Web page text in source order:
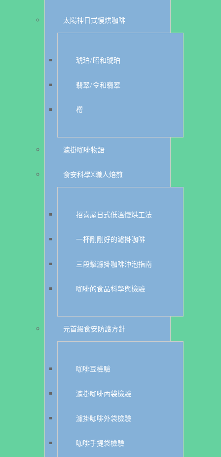
太陽神日式慢烘咖啡
琥珀/昭和琥珀
翡翠/令和翡翠
櫻
濾掛咖啡物語
食安科學X職人焙煎
招喜屋日式低溫慢烘工法
一杯剛剛好的濾掛咖啡
三段擊濾掛咖啡沖泡指南
咖啡的食品科學與檢驗
元首級食安防護方針
咖啡豆檢驗
濾掛咖啡內袋檢驗
濾掛咖啡外袋檢驗
咖啡手提袋檢驗